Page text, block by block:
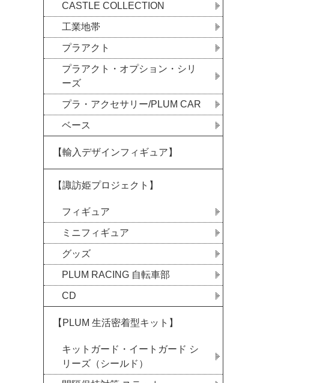
CASTLE COLLECTION
工業地帯
プラアクト
プラアクト・オプション・シリ
ーズ
プラ・アクセサリー/PLUM CAR
ベース
【輸入デザインフィギュア】
【諏訪姫プロジェクト】
フィギュア
ミニフィギュア
グッズ
PLUM RACING 自転車部
CD
【PLUM 生活密着型キット】
キットガード・イートガード シ
リーズ（シールド）